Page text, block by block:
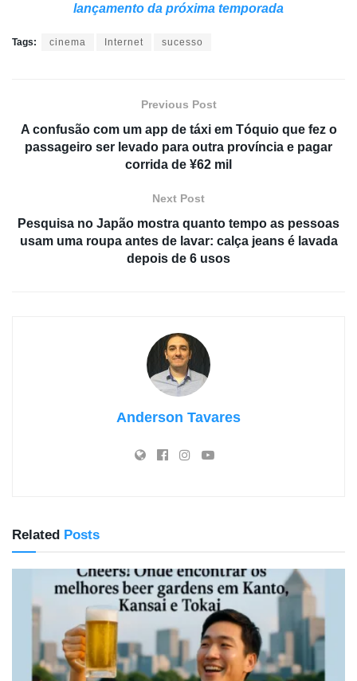
lançamento da próxima temporada
Tags: cinema Internet sucesso
Previous Post
A confusão com um app de táxi em Tóquio que fez o
passageiro ser levado para outra província e pagar
corrida de ¥62 mil
Next Post
Pesquisa no Japão mostra quanto tempo as pessoas
usam uma roupa antes de lavar: calça jeans é lavada
depois de 6 usos
Anderson Tavares
Related Posts